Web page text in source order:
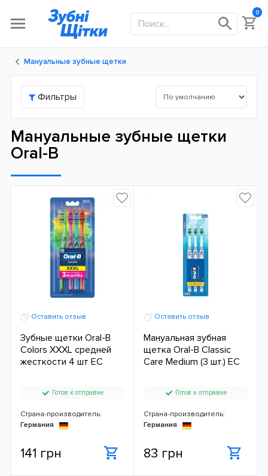
0
Мануальные зубные щетки
Фильтры
Мануальные зубные щетки
Oral-B
Оставить отзыв
Зубные щетки Oral-B
Colors XXXL средней
жесткости 4 шт ЕС
Готов к отправке
Страна-производитель:
Германия
141 грн
Оставить отзыв
Мануальная зубная
щетка Oral-B Classic
Care Medium (3 шт.) ЕС
Готов к отправке
Страна-производитель:
Германия
83 грн